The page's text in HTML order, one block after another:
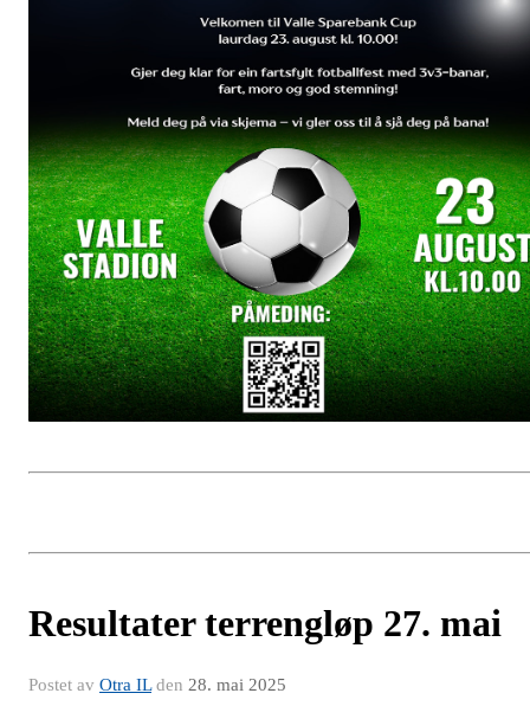
Resultater terrengløp 27. mai
Postet av Otra ILden 28. mai 2025